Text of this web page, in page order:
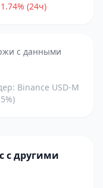
(24ч)
с данными
Binance USD-M
с другими